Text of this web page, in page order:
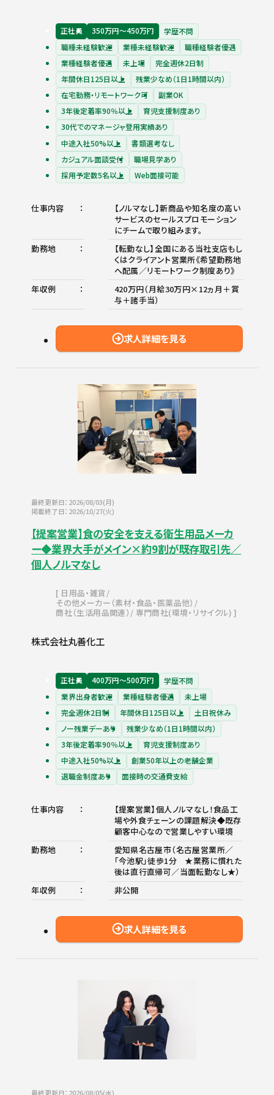
正社員 350万円〜450万円
学歴不問
職種未経験歓迎
業種未経験歓迎
職種経験者優遇
業種経験者優遇
未上場
完全週休2日制
年間休日125日以上
残業少なめ（1日1時間以内）
在宅勤務・リモートワーク可
副業OK
3年後定着率90％以上
育児支援制度あり
30代でのマネージャ登用実績あり
中途入社50%以上
書類選考なし
カジュアル面談受付
職場見学あり
採用予定数5名以上
Web面接可能
仕事内容
【ノルマなし】新商品や知名度の高い
サービスのセールスプロモーション
にチームで取り組みます。
勤務地
【転勤なし】全国にある当社支店もし
くはクライアント営業所《希望勤務地
へ配属／リモートワーク制度あり》
年収例
420万円（月給30万円×12ヵ月＋賞
与＋諸手当）
求人詳細を見る
最終更新日：2026/08/03(月)
掲載終了日：2026/10/27(火)
【提案営業】食の安全を支える衛生用品メーカ
ー◆業界大手がメイン×約9割が既存取引先／
個人ノルマなし
日用品・雑貨
その他メーカー（素材・食品・医薬品他）
商社（生活用品関連）
専門商社(環境・リサイクル)
株式会社丸善化工
正社員 400万円〜500万円
学歴不問
業界出身者歓迎
業種経験者優遇
未上場
完全週休2日制
年間休日125日以上
土日祝休み
ノー残業デーあり
残業少なめ（1日1時間以内）
3年後定着率90％以上
育児支援制度あり
中途入社50%以上
創業50年以上の老舗企業
退職金制度あり
面接時の交通費支給
仕事内容
【提案営業】個人ノルマなし！食品工
場や外食チェーンの課題解決◆既存
顧客中心なので営業しやすい環境
勤務地
愛知県名古屋市（名古屋営業所／
「今池駅」徒歩1分 ★業務に慣れた
後は直行直帰可／当面転勤なし★）
年収例
非公開
求人詳細を見る
最終更新日：2026/08/05(水)